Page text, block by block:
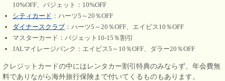
10%OFF、バジェット：10%OFF
シティカード ：ハーツ5～20％OFF
ダイナースクラブ ：ハーツ5～20％OFF、エイビス10％OFF
マスターカード：バジェット10-15％割引
JALマイレージバンク：エイビス5～10％OFF、ダラー20％OFF
クレジットカードの中にはレンタカー割引特典のみならず、年会費無
料でありながら海外旅行保険まで付いてくるものもあります。